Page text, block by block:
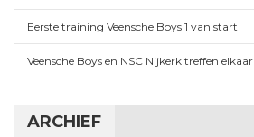
Eerste training Veensche Boys 1 van start
Veensche Boys en NSC Nijkerk treffen
ARCHIEF